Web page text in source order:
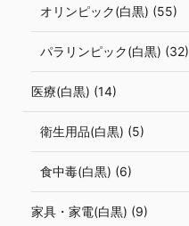
オリンピック(白黒) (55)
パラリンピック(白黒) (32)
医療(白黒) (14)
衛生用品(白黒) (5)
食中毒(白黒) (6)
家具・家電(白黒) (9)